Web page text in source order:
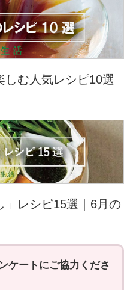
む人気レシピ10選
レシピ15選｜6月の